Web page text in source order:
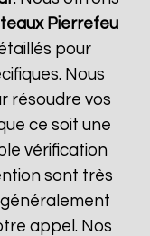
Pierrefeu
pour
Nous
résoudre vos
ce soit une
vérification
sont très
appel. Nos